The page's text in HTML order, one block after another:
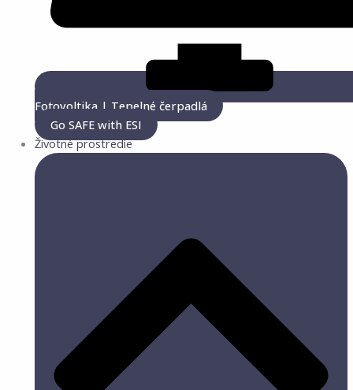
Fotovoltika | Tepelné čerpadlá
Go SAFE with ESI
Životné prostredie